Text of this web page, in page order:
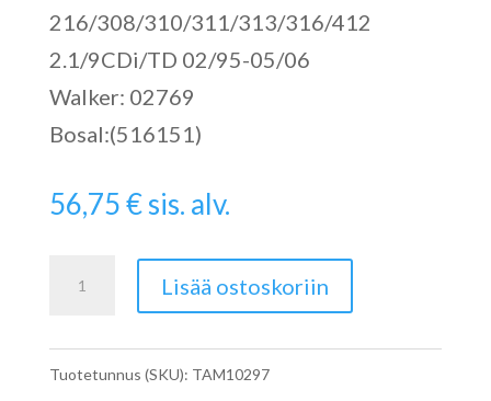
216/308/310/311/313/316/412
2.1/9CDi/TD 02/95-05/06
Walker: 02769
Bosal:(516151)
56,75€sis. alv.
Lisää ostoskoriin
Tuotetunnus (SKU): TAM10297